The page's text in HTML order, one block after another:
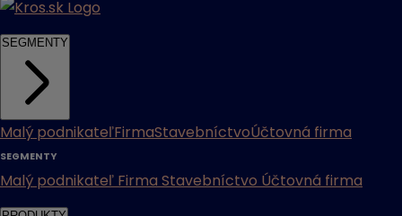
SEGMENTY
Malý podnikateľFirmaStavebníctvoÚčtovná firma
SEGMENTY
Malý podnikateľ Firma Stavebníctvo Účtovná firma